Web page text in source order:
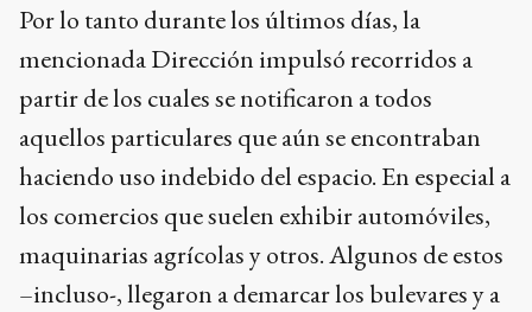
Por lo tanto durante los últimos días, la
mencionada Dirección impulsó recorridos a
partir de los cuales se notificaron a todos
aquellos particulares que aún se encontraban
haciendo uso indebido del espacio. En especial a
los comercios que suelen exhibir automóviles,
maquinarias agrícolas y otros. Algunos de estos
–incluso-, llegaron a demarcar los bulevares y a